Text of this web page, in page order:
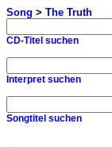
Song > The Truth
CD-Titel suchen
Interpret suchen
Songtitel suchen